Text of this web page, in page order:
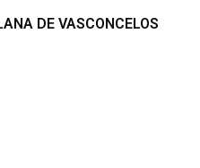
DE VASCONCELOS